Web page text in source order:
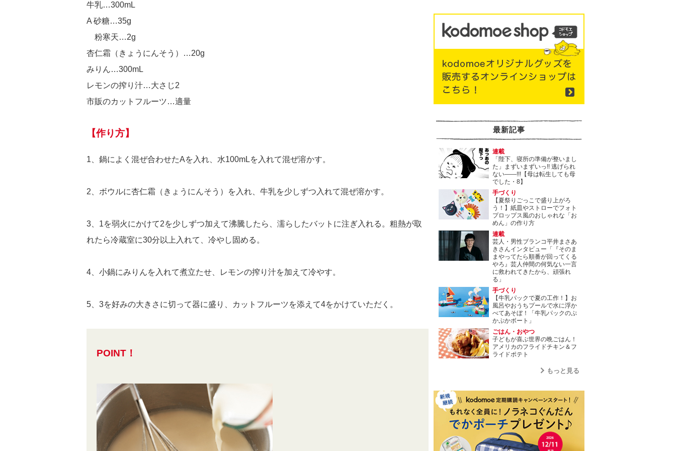
牛乳…300mL
A 砂糖…35g
粉寒天…2g
杏仁霜（きょうにんそう）…20g
みりん…300mL
レモンの搾り汁…大さじ2
市販のカットフルーツ…適量
【作り方】
1、鍋によく混ぜ合わせたAを入れ、水100mLを入れて混ぜ溶かす。
2、ボウルに杏仁霜（きょうにんそう）を入れ、牛乳を少しずつ入れて混ぜ溶かす。
3、1を弱火にかけて2を少しずつ加えて沸騰したら、濡らしたバットに注ぎ入れる。粗熱が取
れたら冷蔵室に30分以上入れて、冷やし固める。
4、小鍋にみりんを入れて煮立たせ、レモンの搾り汁を加えて冷やす。
5、3を好みの大きさに切って器に盛り、カットフルーツを添えて4をかけていただく。
POINT！
最新記事
連載
「陛下、寝所の準備が整いまし
た」まずいまずいっ!! 逃げられ
ない――!!!【母は転生しても母
でした・8】
手づくり
【夏祭りごっこで盛り上がろ
う！】紙皿やストローでフォト
プロップス風のおしゃれな「お
めん」の作り方
連載
芸人・男性ブランコ平井まさあ
きさんインタビュー「『そのま
まやってたら順番が回ってくる
やろ』芸人仲間の何気ない一言
に救われてきたから、頑張れ
る」
手づくり
【牛乳パックで夏の工作！】お
風呂やおうちプールで水に浮か
べてあそぼ！「牛乳パックのぷ
かぷかボート」
ごはん・おやつ
子どもが喜ぶ世界の晩ごはん！
アメリカのフライドチキン＆フ
ライドポテト
もっと見る